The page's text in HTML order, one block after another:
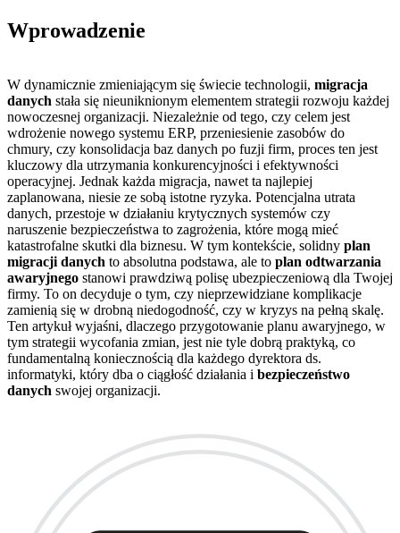
Wprowadzenie
W dynamicznie zmieniającym się świecie technologii, migracja
danych stała się nieuniknionym elementem strategii rozwoju każdej
nowoczesnej organizacji. Niezależnie od tego, czy celem jest
wdrożenie nowego systemu ERP, przeniesienie zasobów do
chmury, czy konsolidacja baz danych po fuzji firm, proces ten jest
kluczowy dla utrzymania konkurencyjności i efektywności
operacyjnej. Jednak każda migracja, nawet ta najlepiej
zaplanowana, niesie ze sobą istotne ryzyka. Potencjalna utrata
danych, przestoje w działaniu krytycznych systemów czy
naruszenie bezpieczeństwa to zagrożenia, które mogą mieć
katastrofalne skutki dla biznesu. W tym kontekście, solidny plan
migracji danych to absolutna podstawa, ale to plan odtwarzania
awaryjnego stanowi prawdziwą polisę ubezpieczeniową dla Twojej
firmy. To on decyduje o tym, czy nieprzewidziane komplikacje
zamienią się w drobną niedogodność, czy w kryzys na pełną skalę.
Ten artykuł wyjaśni, dlaczego przygotowanie planu awaryjnego, w
tym strategii wycofania zmian, jest nie tyle dobrą praktyką, co
fundamentalną koniecznością dla każdego dyrektora ds.
informatyki, który dba o ciągłość działania i bezpieczeństwo
danych swojej organizacji.